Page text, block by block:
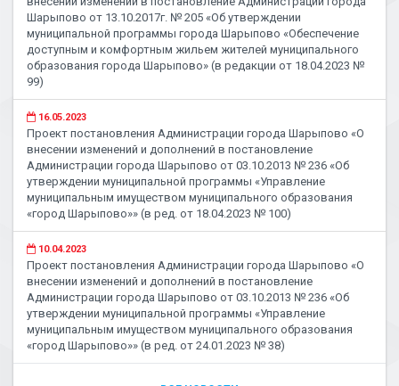
Шарыпово от 13.10.2017г. № 205 «Об утверждении
муниципальной программы города Шарыпово «Обеспечение
доступным и комфортным жильем жителей муниципального
образования города Шарыпово» (в редакции от 18.04.2023 №
99)
16.05.2023
Проект постановления Администрации города Шарыпово «О
внесении изменений и дополнений в постановление
Администрации города Шарыпово от 03.10.2013 № 236 «Об
утверждении муниципальной программы «Управление
муниципальным имуществом муниципального образования
«город Шарыпово»» (в ред. от 18.04.2023 № 100)
10.04.2023
Проект постановления Администрации города Шарыпово «О
внесении изменений и дополнений в постановление
Администрации города Шарыпово от 03.10.2013 № 236 «Об
утверждении муниципальной программы «Управление
муниципальным имуществом муниципального образования
«город Шарыпово»» (в ред. от 24.01.2023 № 38)